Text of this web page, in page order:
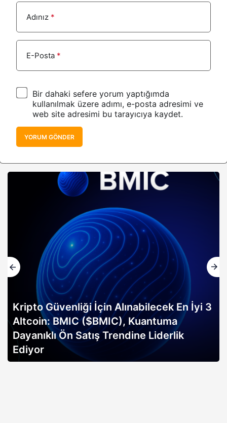
Adınız *
E-Posta *
Bir dahaki sefere yorum yaptığımda
kullanılmak üzere adımı, e-posta adresimi ve
web site adresimi bu tarayıcıya kaydet.
YORUM GÖNDER
Kripto Güvenliği İçin Alınabilecek En İyi 3
Altcoin: BMIC ($BMIC), Kuantuma
Dayanıklı Ön Satış Trendine Liderlik
Ediyor